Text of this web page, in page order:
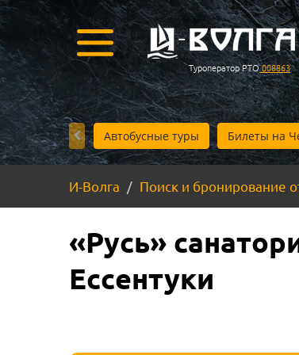
Туроператор РТО008863
Автобусные туры Билеты на
И-Волга Поиск и бронирование
«Русь»
Ессентуки